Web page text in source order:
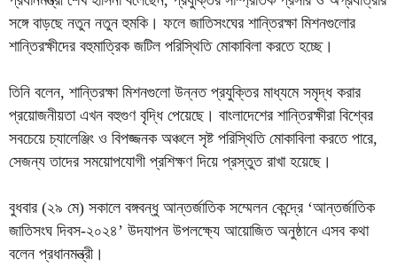
সঙ্গে বাড়ছে নতুন নতুন হুমকি। ফলে জাতিসংঘের শান্তিরক্ষা মিশনগুলোর
শান্তিরক্ষীদের বহুমাত্রিক জটিল পরিস্থিতি মোকাবিলা করতে হচ্ছে।
তিনি বলেন, শান্তিরক্ষা মিশনগুলো উন্নত প্রযুক্তির মাধ্যমে সমৃদ্ধ করার
প্রয়োজনীয়তা এখন বহুগুণ বৃদ্ধি পেয়েছে। বাংলাদেশের শান্তিরক্ষীরা বিশ্বের
সবচেয়ে চ্যালেঞ্জিং ও বিপজ্জনক অঞ্চলে সৃষ্ট পরিস্থিতি মোকাবিলা করতে পারে,
সেজন্য তাদের সময়োপযোগী প্রশিক্ষণ দিয়ে প্রস্তুত রাখা হয়েছে।
বুধবার (২৯ মে) সকালে বঙ্গবন্ধু আন্তর্জাতিক সম্মেলন কেন্দ্রে ‘আন্তর্জাতিক
জাতিসংঘ দিবস-২০২৪’ উদযাপন উপলক্ষ্যে আয়োজিত অনুষ্ঠানে এসব কথা
বলেন প্রধানমন্ত্রী।